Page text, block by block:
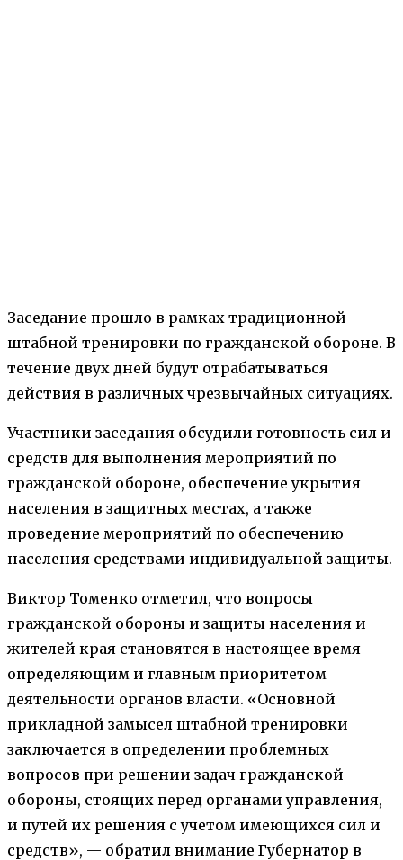
Заседание прошло в рамках традиционной
штабной тренировки по гражданской обороне. В
течение двух дней будут отрабатываться
действия в различных чрезвычайных ситуациях.
Участники заседания обсудили готовность сил и
средств для выполнения мероприятий по
гражданской обороне, обеспечение укрытия
населения в защитных местах, а также
проведение мероприятий по обеспечению
населения средствами индивидуальной защиты.
Виктор Томенко отметил, что вопросы
гражданской обороны и защиты населения и
жителей края становятся в настоящее время
определяющим и главным приоритетом
деятельности органов власти. «Основной
прикладной замысел штабной тренировки
заключается в определении проблемных
вопросов при решении задач гражданской
обороны, стоящих перед органами управления,
и путей их решения с учетом имеющихся сил и
средств», — обратил внимание Губернатор в